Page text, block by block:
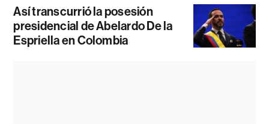
Así transcurrió la posesión
presidencial de Abelardo De la
Espriella en Colombia